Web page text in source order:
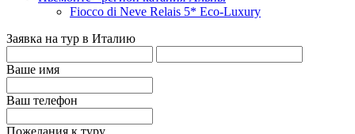
Fiocco di Neve Relais 5* Eco-Luxury
Заявка на тур в Италию
Ваше имя
Ваш телефон
Пожелания к туру